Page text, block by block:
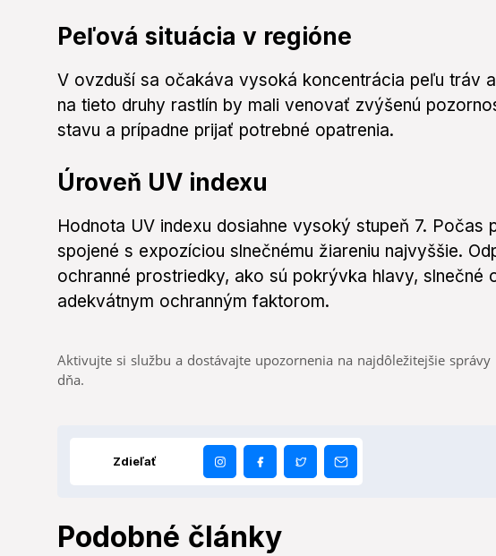
Peľová situácia v regióne
V ovzduší sa očakáva vysoká koncentrácia peľu tráv
na tieto druhy rastlín by mali venovať zvýšenú
stavu a prípadne prijať potrebné opatrenia.
Úroveň UV indexu
Hodnota UV indexu dosiahne vysoký stupeň 7. Počas
spojené s expozíciou slnečnému žiareniu najvyššie.
ochranné prostriedky, ako sú pokrývka hlavy, slnečné
adekvátnym ochranným faktorom.
Aktivujte si službu a dostávajte upozornenia na najdôležitejšie správy
dňa.
Zdieľať
Podobné články